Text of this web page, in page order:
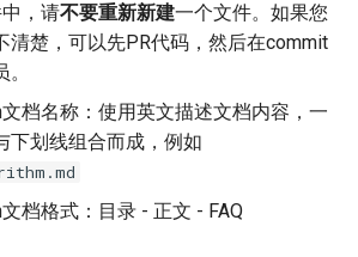
，请不要重新新建一个文件。如果您
清楚，可以先PR代码，然后在commit
档名称：使用英文描述文档内容，一
下划线组合而成，例如
档格式：目录 - 正文 - FAQ